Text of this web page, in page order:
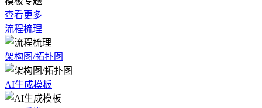
查看更多
流程梳理
架构图/拓扑图
AI生成模板